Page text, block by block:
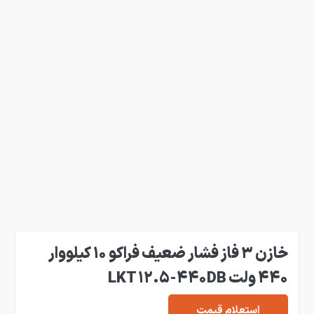
خازن 3 فاز فشار ضعیف فراکو 10 کیلووار
440 ولت LKT 12.5-440DB
استعلام قیمت